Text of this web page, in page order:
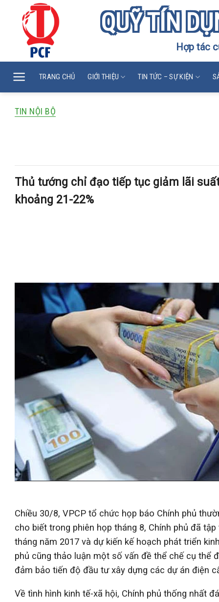
content
QUỸ TÍN
Hợp tác
TRANG CHỦ GIỚI THIỆU TIN TỨC – SỰ KIỆN
TIN NỘI BỘ
Thủ tướng chỉ đạo tiếp tục giảm lãi
khoảng 21-22%
Chiều 30/8, VPCP tổ chức họp báo Chính phủ
cho biết trong phiên họp tháng 8, Chính phủ đã
tháng năm 2017 và dự kiến kế hoạch phát triển
phủ cũng thảo luận một số vấn đề thể chế cụ thể
đảm bảo tiến độ đầu tư xây dựng các dự án điện
Về tình hình kinh tế-xã hội, Chính phủ thống nhất